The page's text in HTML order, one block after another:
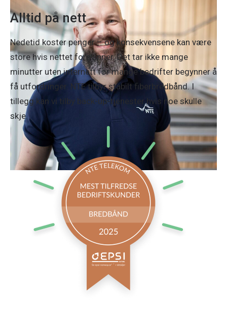
Alltid på nett
Nedetid koster penger – og konsekvensene kan være
store hvis nettet forsvinner. Det tar ikke mange
minutter uten internett før mange bedrifter begynner å
få utfordringer. NTE tilbyr stabilt fiberbredbånd. I
tillegg kan vi tilby back-up-tjenester hvis noe skulle
skje.